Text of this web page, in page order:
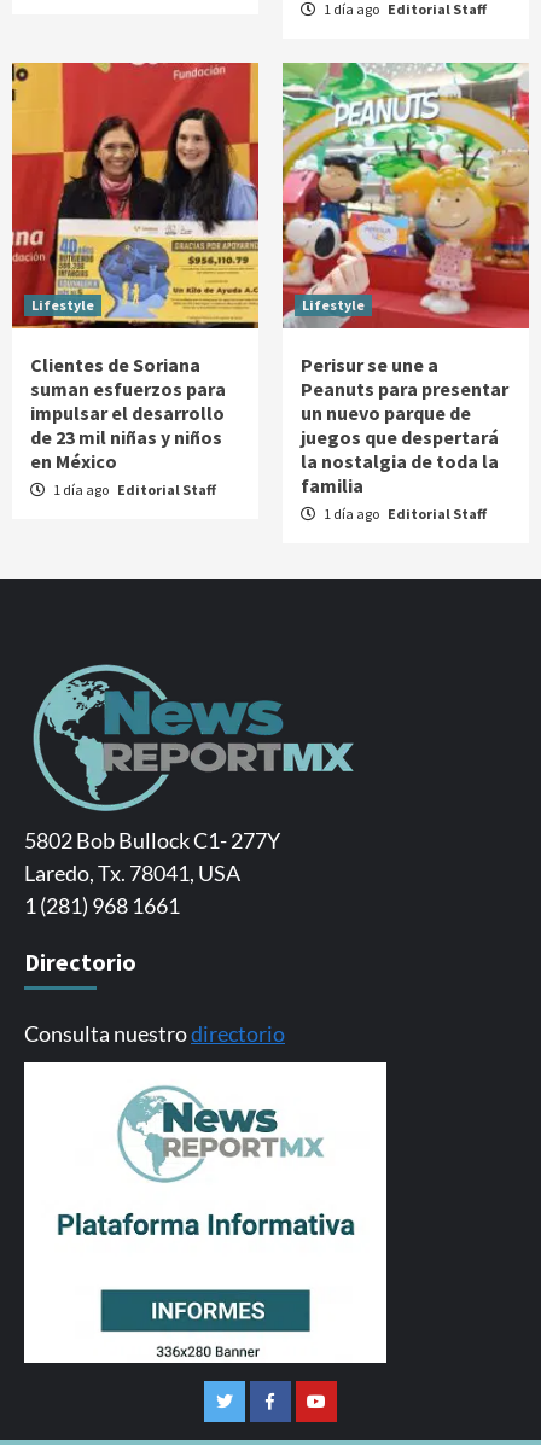
1 día ago Editorial Staff
Lifestyle
Clientes de Soriana
suman esfuerzos para
impulsar el desarrollo
de 23 mil niñas y niños
en México
1 día ago Editorial Staff
Lifestyle
Perisur se une a
Peanuts para presentar
un nuevo parque de
juegos que despertará
la nostalgia de toda la
familia
1 día ago Editorial Staff
5802 Bob Bullock C1- 277Y
Laredo, Tx. 78041, USA
1 (281) 968 1661
Directorio
Consulta nuestrodirectorio
TwitterFacebookYoutube